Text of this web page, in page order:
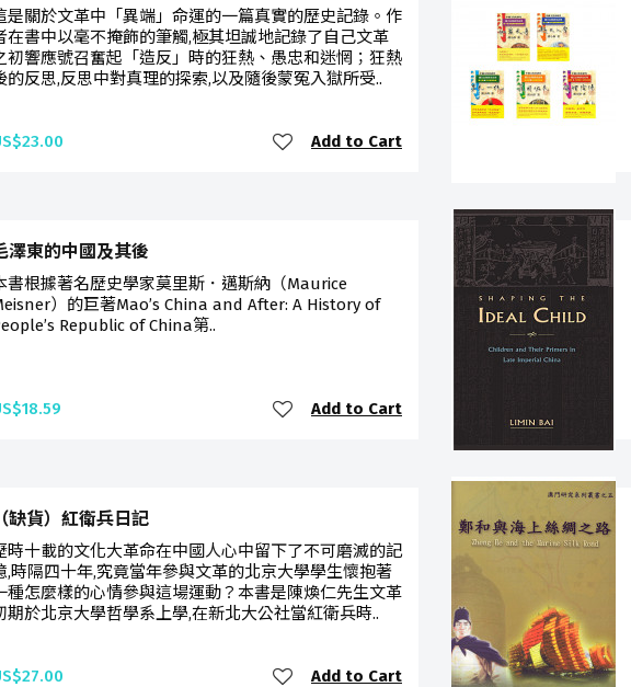
是關於文革中「異端」命運的一篇真實的歷史記錄。作
在書中以毫不掩飾的筆觸,極其坦誠地記錄了自己文革
初響應號召奮起「造反」時的狂熱、愚忠和迷惘；狂熱
的反思,反思中對真理的探索,以及隨後蒙冤入獄所受..
Add to Cart
澤東的中國及其後
書根據著名歷史學家莫里斯．邁斯納（Maurice
）的巨著Mao’s China and After: A History of
Republic of China第..
Add to Cart
（缺貨）紅衛兵日記
時十載的文化大革命在中國人心中留下了不可磨滅的記
,時隔四十年,究竟當年參與文革的北京大學學生懷抱著
種怎麼樣的心情參與這場運動？本書是陳煥仁先生文革
期於北京大學哲學系上學,在新北大公社當紅衛兵時..
Add to Cart